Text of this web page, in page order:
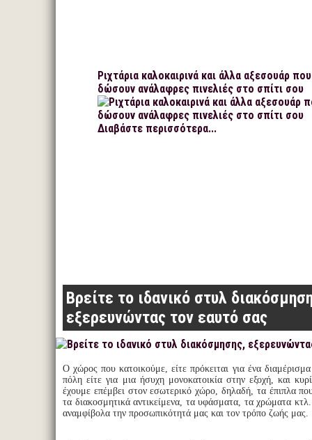
Ριχτάρια καλοκαιρινά και άλλα αξεσουάρ
δώσουν ανάλαφρες πινελιές στο σπίτι σου
Διαβάστε περισσότερα...
Βρείτε το ιδανικό στυλ
εξερευνώντας τον εαυτό σας
Ο χώρος που κατοικούμε, είτε πρόκειται για ένα
πόλη είτε για μια ήσυχη μονοκατοικία στην εξοχή, και
έχουμε επέμβει στον εσωτερικό χώρο, δηλαδή, τα έπιπλα
τα διακοσμητικά αντικείμενα, τα υφάσματα, τα χρώματα κτλ.
αναμφίβολα την προσωπικότητά μας και τον τρόπο ζωής μας.